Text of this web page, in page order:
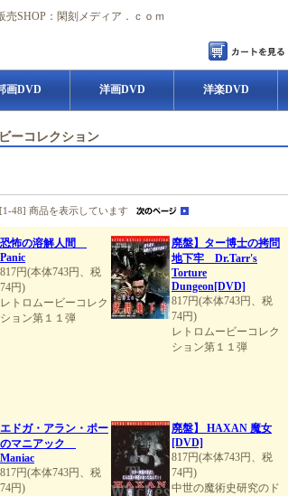
SHOP：閑刻メディア．ｃｏｍ
画DVD 洋画DVD 洋楽DVD
ーコレクション
48] 商品を表示しています
恐怖の溶解人間
Panic
817円(本体743円、税
74円)
レトロムービーコレク
ション第１１弾
廃盤】ター博士の拷問
地下牢 Dr.Tarr's
Torture
Dungeon[DVD]
817円(本体743円、税
74円)
レトロムービーコレク
ション第１１弾
エドガ・アラン・ポー
のマニアック
Maniac
817円(本体743円、税
74円)
廃盤】 HAXAN 魔女
[DVD]
817円(本体743円、税
74円)
中世の魔術史研究のド